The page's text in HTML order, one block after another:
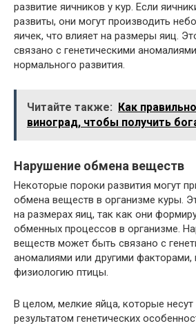
развитие яичников у кур. Если
развиты, они могут производить
яичек, что влияет на размеры яиц.
связано с генетическими
нормального развития.
Читайте также: Как
виноград, чтобы получить
Нарушение обмена веществ
Некоторые пороки развития могут
обмена веществ в организме куры.
на размерах яиц, так как они
обменных процессов в организме.
веществ может быть связано с
аномалиями или другими
физиологию птицы.
В целом, мелкие яйца, которые
результатом генетических